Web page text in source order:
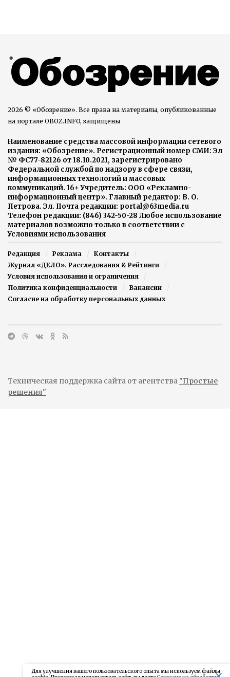
2026 © «Обозрение». Все права на материалы, опубликованные
на портале OBOZ.INFO, защищены
Наименование средства массовой информации сетевого
издания: «Обозрение». Регистрационный номер СМИ: Эл
№ ФС77-82126 от 18.10.2021, зарегистрировано
Федеральной службой по надзору в сфере связи,
информационных технологий и массовых
коммуникаций. 16+ Учредитель: ООО «Рекламно-
информационный центр». Главный редактор: В. О.
Петрова. Эл. Почта редакции: portal@63media.ru
Телефон редакции: (846) 342-50-28 Любое использование
материалов возможно только в соответствии с
Условиями использования
Редакция Реклама
Контакты
Журнал «ДЕЛО». Расследования & Рейтинги
Условия использования и ограничения
Политика конфиденциальности
Вакансии
Согласие на обработку персональных данных
Техническая поддержка сайта от агентства "Простые
решения"
Для улучшения вашего пользовательского опыта мы используем файлы